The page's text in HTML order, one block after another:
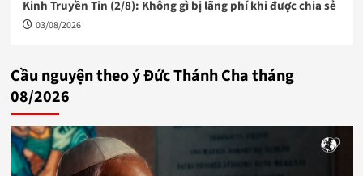
Kinh Truyền Tin (2/8): Không gì bị lãng phí khi được chia sẻ
03/08/2026
Cầu nguyện theo ý Đức Thánh Cha tháng
08/2026